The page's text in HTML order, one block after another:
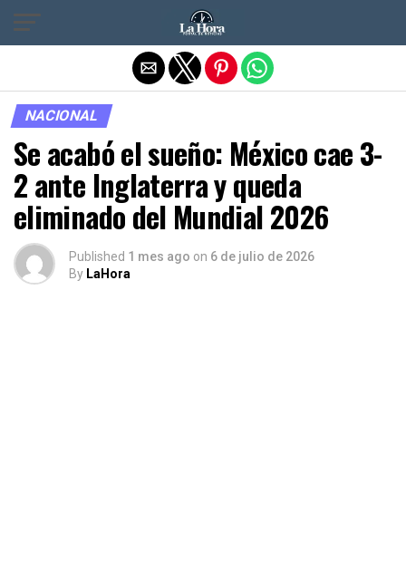
NACIONAL
Se acabó el sueño: México cae 3-
2 ante Inglaterra y queda
eliminado del Mundial 2026
Published 1 mes ago on 6 de julio de 2026
By LaHora
Salir de la versión móvil